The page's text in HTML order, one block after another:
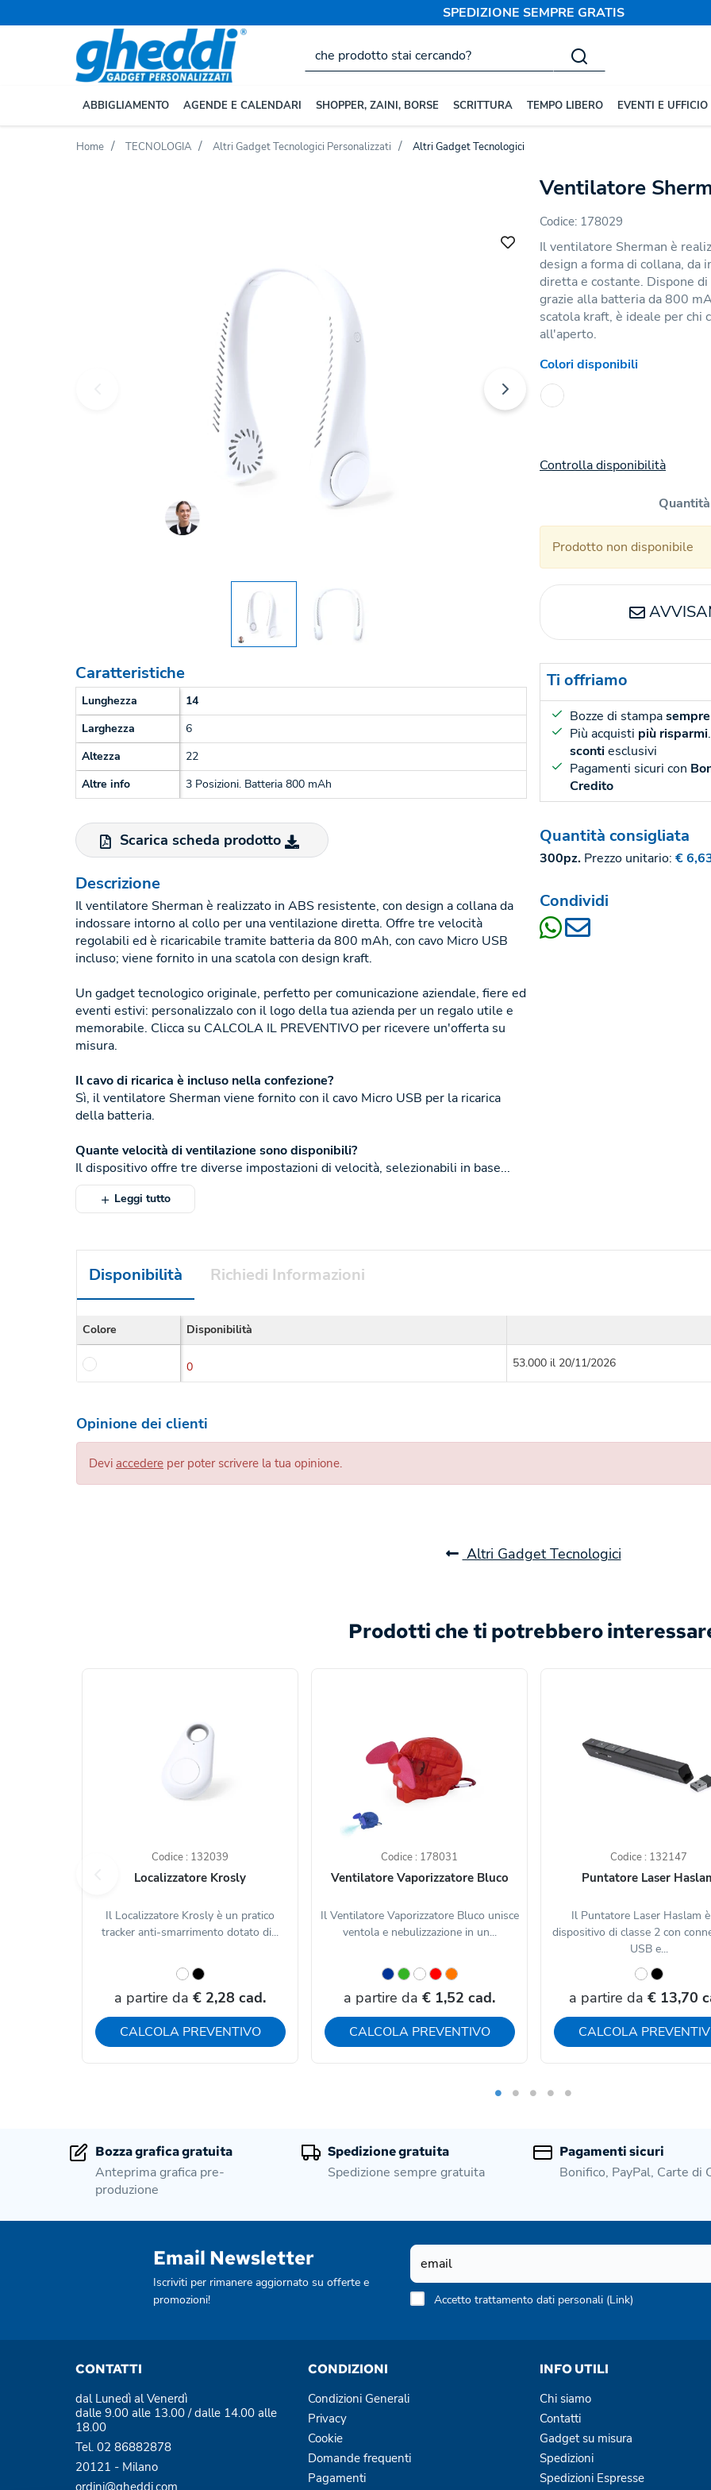
SPEDIZIONE SEMPRE GRATIS
ABBIGLIAMENTO AGENDE E CALENDARI SHOPPER, ZAINI, BORSE SCRITTURA TEMPO LIBERO EVENTI E UFFICIO
Home TECNOLOGIA Altri Gadget Tecnologici Personalizzati Altri Gadget Tecnologici
Ventilatore
Codice: 178029
Il ventilatore Sherman è
design a forma di collana, da
diretta e costante. Dispone di
grazie alla batteria da 800
scatola kraft, è ideale per chi
all'aperto.
Colori disponibili
Controlla disponibilità
Prodotto non disponibile
Caratteristiche
Lunghezza
14
Larghezza
6
Altezza
22
Altre info
3 Posizioni. Batteria 800 mAh
Scarica scheda prodotto
Descrizione
Il ventilatore Sherman è realizzato in ABS resistente, con design a collana da
indossare intorno al collo per una ventilazione diretta. Offre tre velocità
regolabili ed è ricaricabile tramite batteria da 800 mAh, con cavo Micro USB
incluso; viene fornito in una scatola con design kraft.
Un gadget tecnologico originale, perfetto per comunicazione aziendale, fiere ed
eventi estivi: personalizzalo con il logo della tua azienda per un regalo utile e
memorabile. Clicca su CALCOLA IL PREVENTIVO per ricevere un'offerta su
misura.
Il cavo di ricarica è incluso nella confezione?
Sì, il ventilatore Sherman viene fornito con il cavo Micro USB per la ricarica
della batteria.
Quante velocità di ventilazione sono disponibili?
Il dispositivo offre tre diverse impostazioni di velocità, selezionabili in base...
Leggi tutto
Ti offriamo
Bozze di stampa
Più acquisti più risparmi
scontiesclusivi
Pagamenti sicuri con
Credito
Quantità consigliata
300pz. Prezzo unitario: €
Condividi
Disponibilità Richiedi Informazioni
Colore Disponibilità
0 53.000 il 20/11/2026
Opinione dei clienti
Devi accedere per poter scrivere la tua opinione.
Altri Gadget Tecnologici
Prodotti che ti potrebbero
Codice : 132039
Localizzatore Krosly
Il Localizzatore Krosly è un pratico
tracker anti-smarrimento dotato di...
a partire da € 2,28 cad.
CALCOLA PREVENTIVO
Codice : 178031
Ventilatore Vaporizzatore Bluco
Il Ventilatore Vaporizzatore Bluco unisce
ventola e nebulizzazione in un...
a partire da € 1,52 cad.
CALCOLA PREVENTIVO
Codice : 132147
Puntatore Laser
Il Puntatore Laser Haslam
dispositivo di classe 2 con
USB e...
a partire da € 13,70
CALCOLA
Bozza grafica gratuita
Anteprima grafica pre-
produzione
Spedizione gratuita
Spedizione sempre gratuita
Pagamenti sicuri
Bonifico, PayPal, Carte di
Email Newsletter
Iscriviti per rimanere aggiornato su offerte e
promozioni!
Accetto trattamento dati personali (Link)
CONTATTI
dal Lunedì al Venerdì
dalle 9.00 alle 13.00 / dalle 14.00 alle
18.00
Tel. 02 86882878
20121 - Milano
ordini@gheddi.com
CONDIZIONI
Condizioni Generali
Privacy
Cookie
Domande frequenti
Pagamenti
INFO UTILI
Chi siamo
Contatti
Gadget su misura
Spedizioni
Spedizioni Espresse